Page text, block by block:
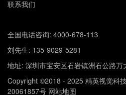
联系我们
全国电话咨询: 4000-678-113
刘先生: 135-9029-5281
地址: 深圳市宝安区石岩镇洲石公路万
Copyright ©2018 - 2025 精英视觉科
20061857号 网站地图